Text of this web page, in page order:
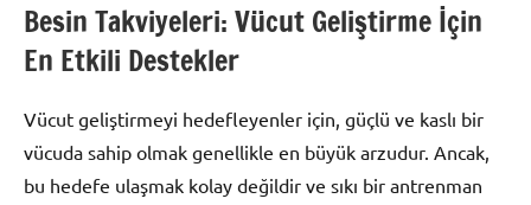
Besin Takviyeleri: Vücut Geliştirme İçin
En Etkili Destekler
Vücut geliştirmeyi hedefleyenler için, güçlü ve kaslı bir
vücuda sahip olmak genellikle en büyük arzudur. Ancak,
bu hedefe ulaşmak kolay değildir ve sıkı bir antrenman